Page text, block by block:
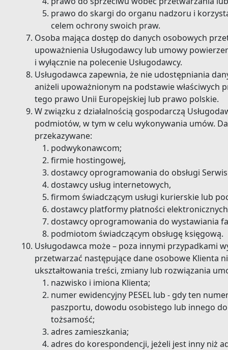
prawo do skargi do organu nadzoru i
celem ochrony swoich praw.
Osoba mająca dostęp do danych osobowych
upoważnienia Usługodawcy lub umowy
i wyłącznie na polecenie Usługodawcy.
Usługodawca zapewnia, że nie udostępniania
aniżeli upoważnionym na podstawie właściwych
tego prawo Unii Europejskiej lub prawo polskie.
W związku z działalnością gospodarczą
podmiotów, w tym w celu wykonywania umów.
przekazywane:
podwykonawcom;
firmie hostingowej,
dostawcy oprogramowania do obsługi
dostawcy usług internetowych,
firmom świadczącym usługi kurierskie lub
dostawcy platformy płatności
dostawcy oprogramowania do wystawiania
podmiotom świadczącym obsługę księgową.
Usługodawca może – poza innymi przypadkami
przetwarzać następujące dane osobowe Klienta
ukształtowania treści, zmiany lub rozwiązania
nazwisko i imiona Klienta;
numer ewidencyjny PESEL lub - gdy ten
paszportu, dowodu osobistego lub innego
tożsamość;
adres zamieszkania;
adres do korespondencji, jeżeli jest inny niż